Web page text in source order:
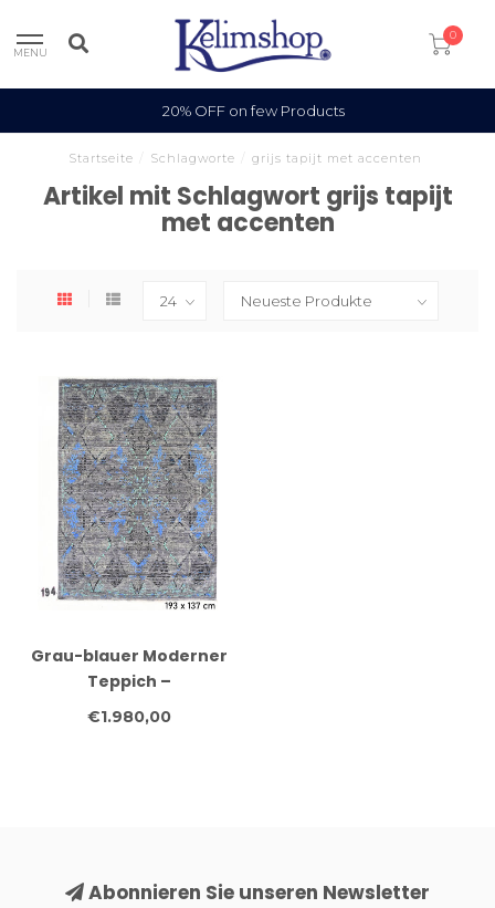
MENU
0
20% OFF on few Products
Startseite Schlagworte grijs tapijt met accenten
Artikel mit Schlagwort grijs tapijt
met accenten
Grau-blauer Moderner
Teppich –
handgeknüpfter
€1.980,00
Abonnieren Sie unseren Newsletter